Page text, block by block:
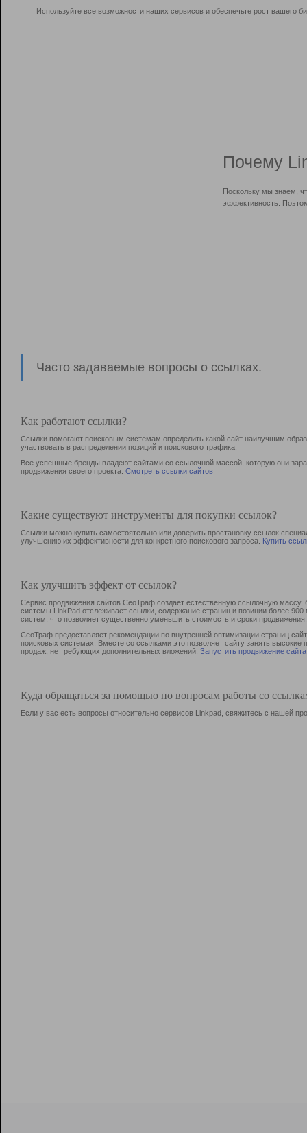
Используйте все возможности наших сервисов и обеспечьте рост вашего
Почему
Поскольку мы знаем,
эффективность.
Часто задаваемые вопросы о ссылках.
Как работают ссылки?
Ссылки помогают поисковым системам определить какой сайт наилучшим
участвовать в раcпределении позиций и поискового трафика.
Все успешные бренды владеют сайтами со ссылочной массой, которую они
продвижения своего проекта. Смотреть ссылки сайтов
Какие существуют инструменты для покупки ссылок?
Ссылки можно купить самостоятельно или доверить простановку ссылок
улучшению их эффективности для конкретного поискового запроса. Купить
Как улучшить эффект от ссылок?
Сервис продвижения сайтов СеоТраф создает естественную ссылочную
системы LinkPad отслеживает ссылки, содержание страниц и позиции более
систем, что позволяет существенно уменьшить стоимость и сроки продвижения.
СеоТраф предоставляет рекомендации по внутренней оптимизации страниц
поисковых системах. Вместе со ссылками это позволяет сайту занять
продаж, не требующих дополнительных вложений. Запустить продвижение сайта
Куда обращаться за помощью по вопросам работы со
Если у вас есть вопросы относительно сервисов Linkpad, свяжитесь с нашей